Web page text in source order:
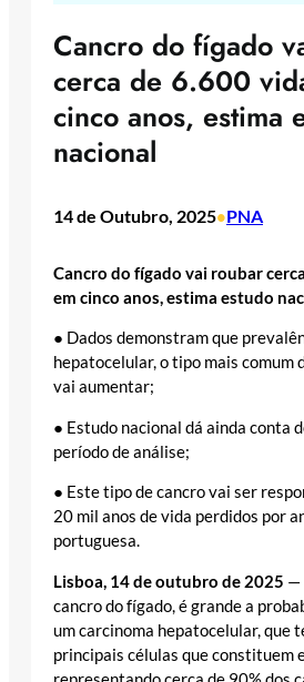
Cancro do fígado
cerca de 6.600
cinco anos, estima
nacional
14 de Outubro, 2025•PNA
Cancro do fígado vai roubar
em cinco anos, estima estudo
● Dados demonstram que
hepatocelular, o tipo mais comum
vai aumentar;
● Estudo nacional dá ainda conta
período de análise;
● Este tipo de cancro vai ser
20 mil anos de vida perdidos por
portuguesa.
Lisboa, 14 de outubro de 2025 —
cancro do fígado, é grande a
um carcinoma hepatocelular, que
principais células que constituem